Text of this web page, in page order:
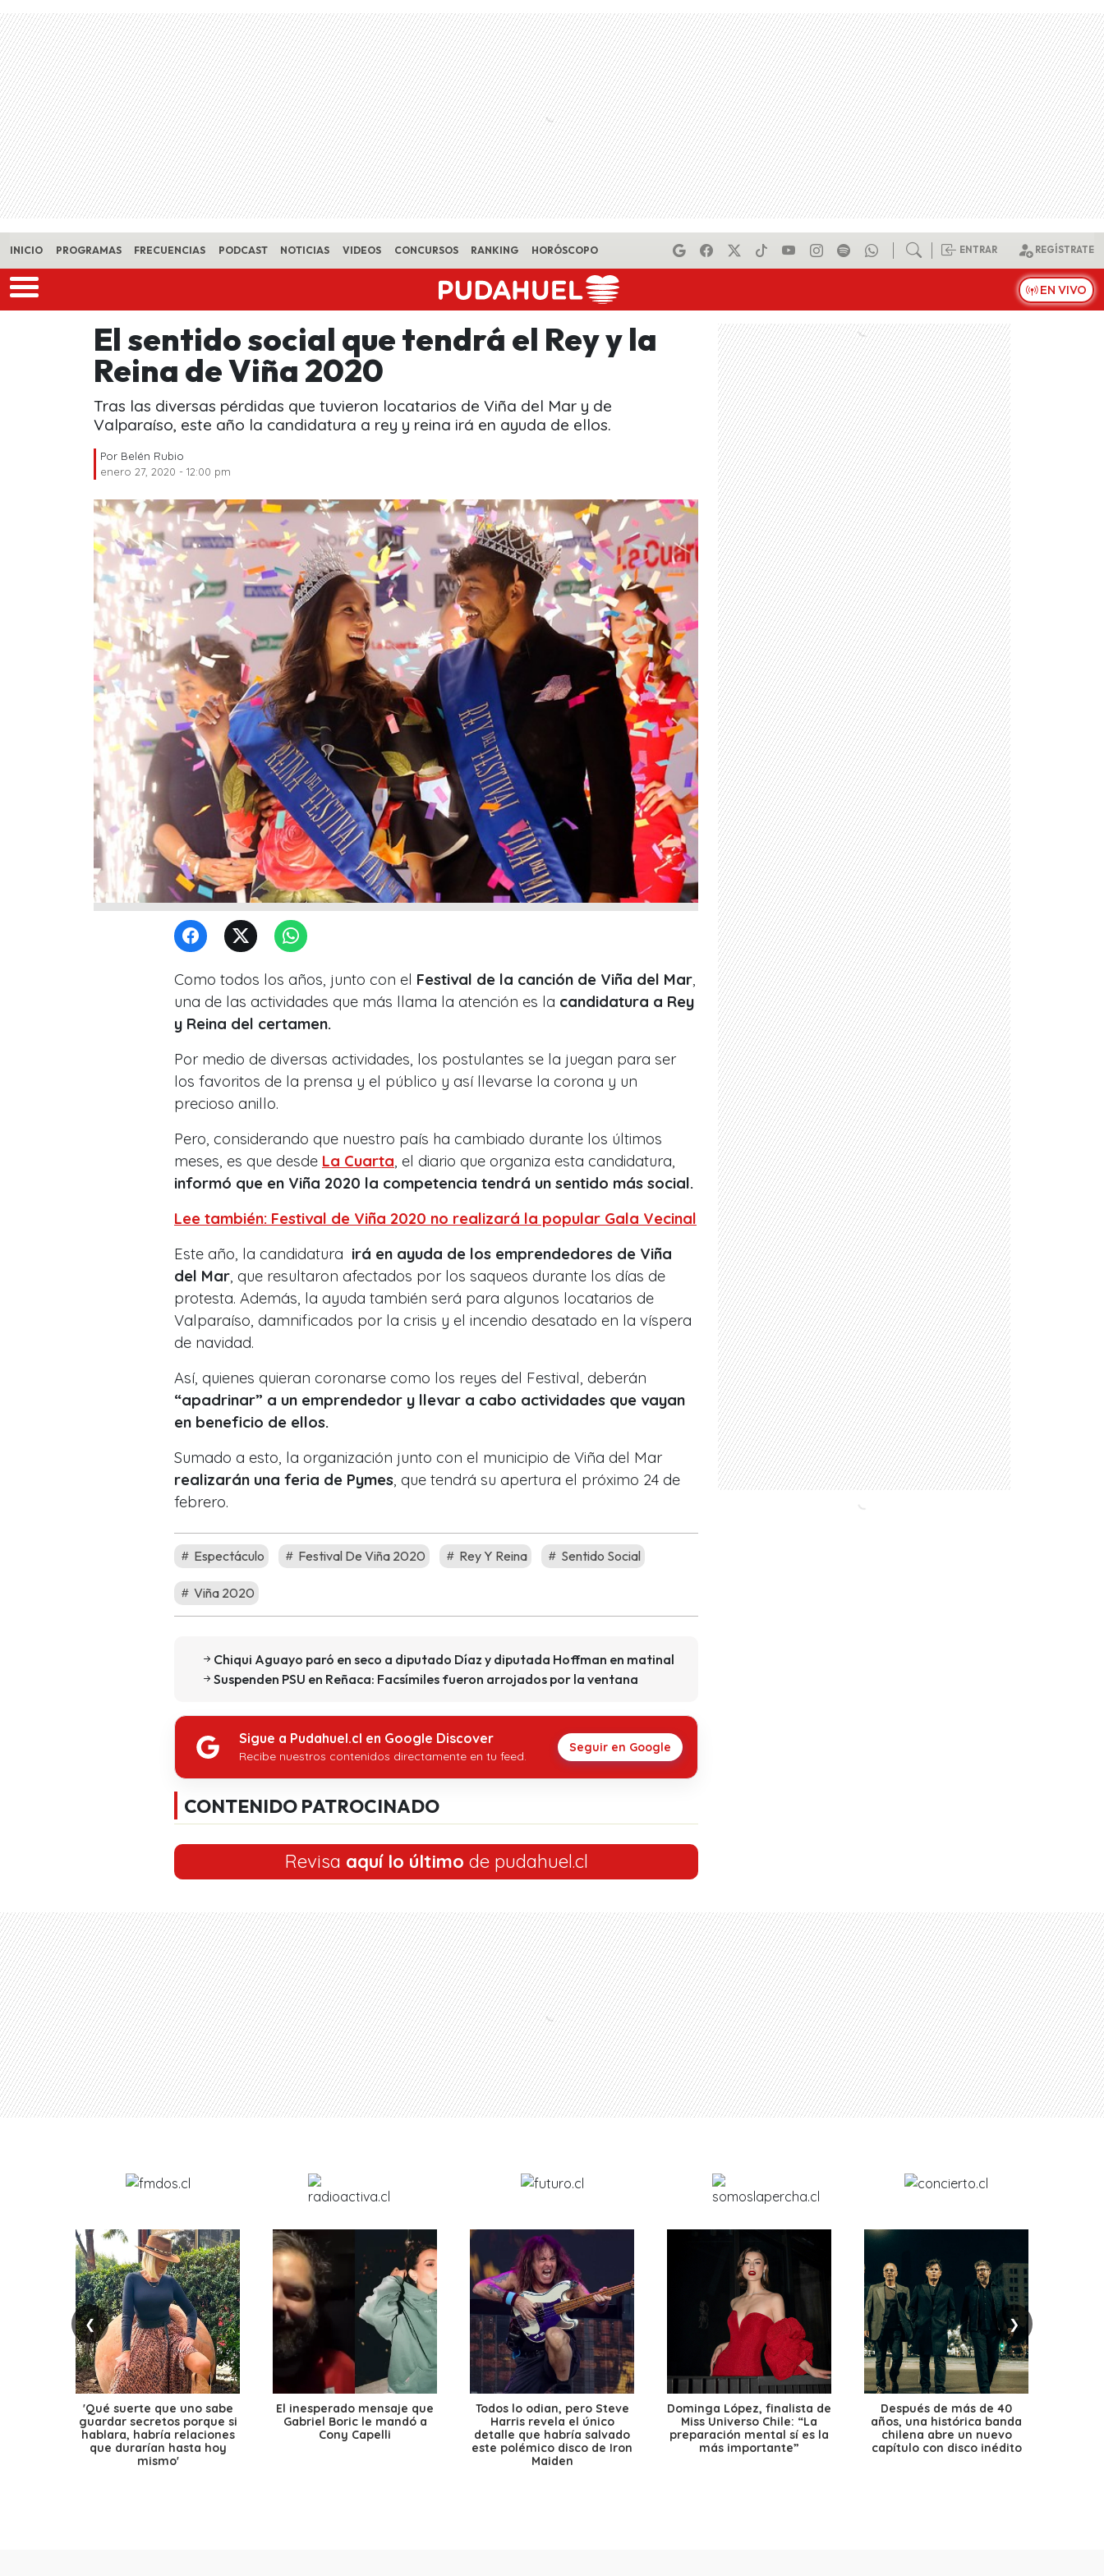
Skip to main content
INICIO PROGRAMAS FRECUENCIAS PODCAST NOTICIAS VIDEOS CONCURSOS RANKING HORÓSCOPO ENTRAR REGÍSTRATE
EN VIVO
El sentido social que tendrá el Rey y la
Reina de Viña 2020
Tras las diversas pérdidas que tuvieron locatarios de Viña del Mar y de
Valparaíso, este año la candidatura a rey y reina irá en ayuda de ellos.
Por Belén Rubio
enero 27, 2020 - 12:00 pm
Como todos los años, junto con el Festival de la canción de Viña del Mar
una de las actividades que más llama la atención es la candidatura a Rey
y Reina del certamen.
Por medio de diversas actividades, los postulantes se la juegan para ser
los favoritos de la prensa y el público y así llevarse la corona y un
precioso anillo.
Pero, considerando que nuestro país ha cambiado durante los últimos
meses, es que desde La Cuarta , el diario que organiza esta candidatura,
informó que en Viña 2020 la competencia tendrá un sentido más social.
Lee también: Festival de Viña 2020 no realizará la popular Gala Vecinal
Este año, la candidatura irá en ayuda de los emprendedores de Viña
del Mar , que resultaron afectados por los saqueos durante los días de
protesta. Además, la ayuda también será para algunos locatarios de
Valparaíso, damnificados por la crisis y el incendio desatado en la víspera
de navidad.
Así, quienes quieran coronarse como los reyes del Festival, deberán
“apadrinar” a un emprendedor y llevar a cabo actividades que vayan
en beneficio de ellos.
Sumado a esto, la organización junto con el municipio de Viña del Mar
realizarán una feria de Pymes , que tendrá su apertura el próximo 24 de
febrero.
Espectáculo Festival De Viña 2020 Rey Y Reina Sentido Social
Viña 2020
Chiqui Aguayo paró en seco a diputado Díaz y diputada Hoffman en matinal
Suspenden PSU en Reñaca: Facsímiles fueron arrojados por la ventana
Sigue a Pudahuel.cl en Google Discover
Recibe nuestros contenidos directamente en tu feed.
Seguir en Google
CONTENIDO PATROCINADO
Revisa aquí lo último de pudahuel.cl
❮ ❯
'Qué suerte que uno sabe
guardar secretos porque si
hablara, habría relaciones
que durarían hasta hoy
mismo'
El inesperado mensaje que
Gabriel Boric le mandó a
Cony Capelli
Todos lo odian, pero Steve
Harris revela el único
detalle que habría salvado
este polémico disco de Iron
Maiden
Dominga López, finalista de
Miss Universo Chile: “La
preparación mental sí es la
más importante”
Después de más de 40
años, una histórica banda
chilena abre un nuevo
capítulo con disco inédito